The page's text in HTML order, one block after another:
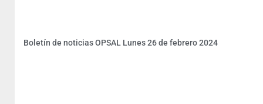
Boletín de noticias OPSAL Lunes 26 de febrero 2024